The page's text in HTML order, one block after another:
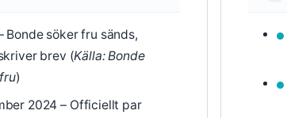
Bonde söker fru sänds,
brev (Källa: Bonde
)
2024 – Officiellt par